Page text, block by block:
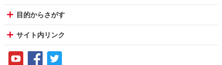
目的からさがす
サイト内リンク